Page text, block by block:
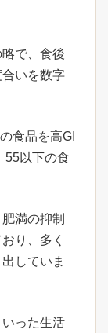
で、食後
いを数字
食品を高GI
以下の食
満の抑制
り、多く
していま
った生活